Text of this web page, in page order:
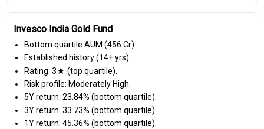
Invesco India Gold Fund
Bottom quartile AUM (₹456 Cr).
Established history (14+ yrs).
Rating: 3★ (top quartile).
Risk profile: Moderately High.
5Y return: 23.84% (bottom quartile).
3Y return: 33.73% (bottom quartile).
1Y return: 45.36% (bottom quartile).